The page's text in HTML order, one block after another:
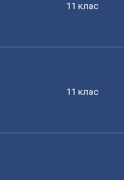
11 клас
11 клас